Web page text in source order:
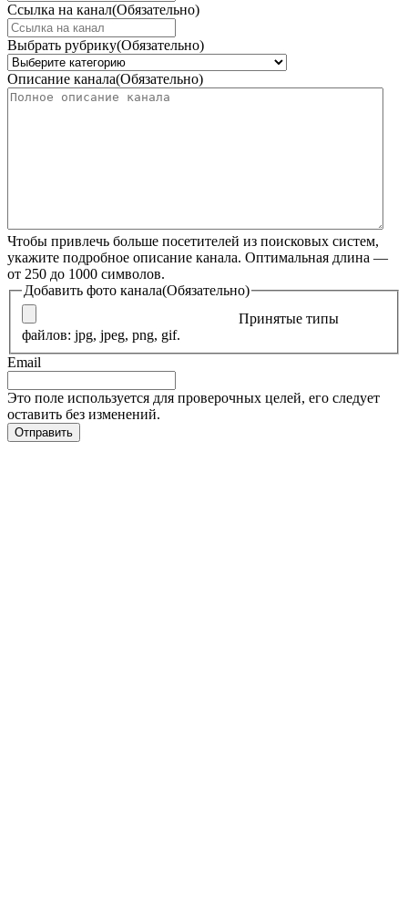
Ссылка на канал(Обязательно)
Выбрать рубрику(Обязательно)
Описание канала(Обязательно)
Чтобы привлечь больше посетителей из поисковых систем,
укажите подробное описание канала. Оптимальная длина —
от 250 до 1000 символов.
Добавить фото канала(Обязательно)
Принятые типы
файлов: jpg, jpeg, png, gif.
Email
Это поле используется для проверочных целей, его следует
оставить без изменений.